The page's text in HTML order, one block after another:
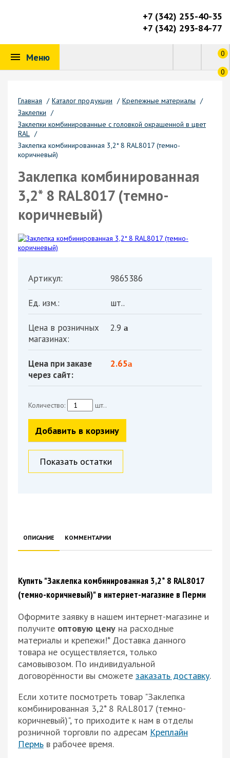
+7 (342) 255-40-35
+7 (342) 293-84-77
Меню
0
0
Главная / Каталог продукции / Крепежные материалы /
Заклепки /
Заклепки комбинированные с головкой окрашенной в цвет
RAL /
Заклепка комбинированная 3,2* 8 RAL8017 (темно-
коричневый)
Заклепка комбинированная
3,2* 8 RAL8017 (темно-
коричневый)
Артикул: 9865386
Ед. изм.: шт..
Цена в розничных
магазинах:
2.9 a
Цена при заказе
через сайт:
2.65a
Количество: шт..
Добавить в корзину
Показать остатки
ОПИСАНИЕ КОММЕНТАРИИ
Купить "Заклепка комбинированная 3,2* 8 RAL8017
(темно-коричневый)" в интернет-магазине в Перми
Оформите заявку в нашем интернет-магазине и
получите оптовую цену на расходные
материалы и крепежи!* Доставка данного
товара не осуществляется, только
самовывозом. По индивидуальной
договорённости вы сможете заказать доставку.
Если хотите посмотреть товар "Заклепка
комбинированная 3,2* 8 RAL8017 (темно-
коричневый)", то приходите к нам в отделы
розничной торговли по адресам Креплайн
Пермь в рабочее время.